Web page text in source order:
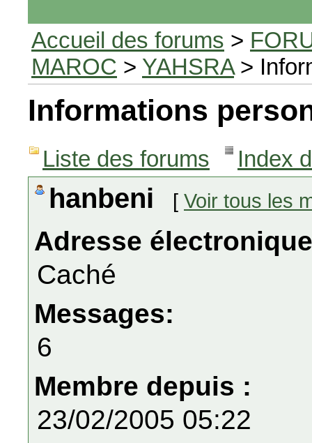
Accueil des forums >
MAROC > YAHSRA>
Informations
Liste des forums Index
hanbeni [ Voir tous les
Adresse
Caché
Messages:
6
Membre depuis :
23/02/2005 05:22